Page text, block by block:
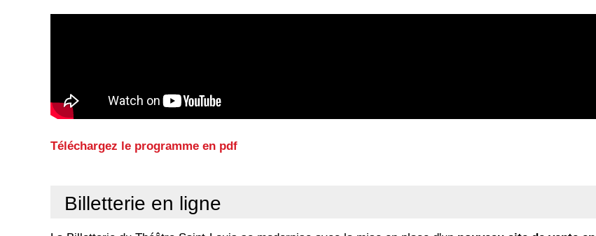
Téléchargez le programme en pdf
Billetterie en ligne